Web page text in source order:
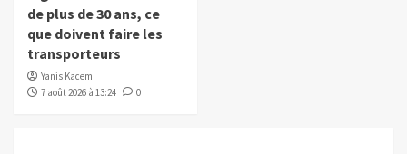
de plus de 30 ans, ce
que doivent faire les
transporteurs
Yanis Kacem
7 août 2026 à 13:24
0